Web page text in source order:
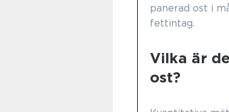
panerad ost i
fettintag.
Vilka är
ost?